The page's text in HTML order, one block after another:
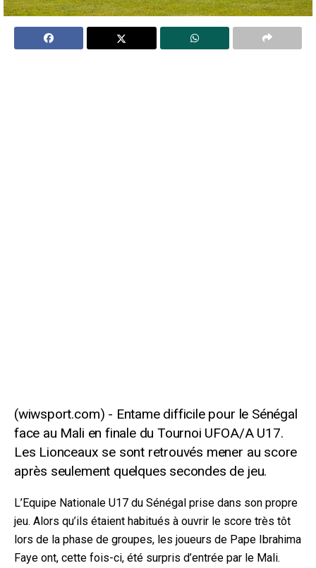
Entame difficile pour le Sénégal
face au Mali en finale du Tournoi UFOA/A U17.
Les Lionceaux se sont retrouvés mener au score
après seulement quelques secondes de jeu.
L’Equipe Nationale U17 du Sénégal prise dans son propre
jeu. Alors qu’ils étaient habitués à ouvrir le score très tôt
lors de la phase de groupes, les joueurs de Pape Ibrahima
Faye ont, cette fois-ci, été surpris d’entrée par le Mali.